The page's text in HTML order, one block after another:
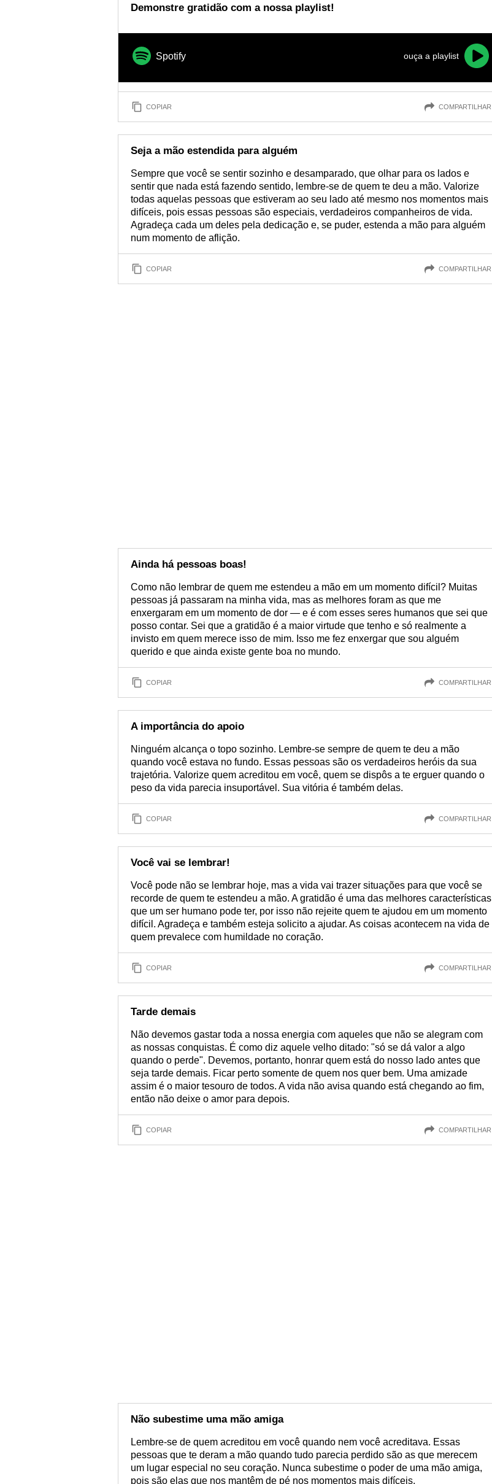
Demonstre gratidão com a nossa playlist!
Spotify ouça a playlist
COPIAR COMPARTILHAR
Seja a mão estendida para alguém
Sempre que você se sentir sozinho e desamparado, que olhar para os lados e
sentir que nada está fazendo sentido, lembre-se de quem te deu a mão. Valorize
todas aquelas pessoas que estiveram ao seu lado até mesmo nos momentos mais
difíceis, pois essas pessoas são especiais, verdadeiros companheiros de vida.
Agradeça cada um deles pela dedicação e, se puder, estenda a mão para alguém
num momento de aflição.
COPIAR COMPARTILHAR
Ainda há pessoas boas!
Como não lembrar de quem me estendeu a mão em um momento difícil? Muitas
pessoas já passaram na minha vida, mas as melhores foram as que me
enxergaram em um momento de dor — e é com esses seres humanos que sei que
posso contar. Sei que a gratidão é a maior virtude que tenho e só realmente a
invisto em quem merece isso de mim. Isso me fez enxergar que sou alguém
querido e que ainda existe gente boa no mundo.
COPIAR COMPARTILHAR
A importância do apoio
Ninguém alcança o topo sozinho. Lembre-se sempre de quem te deu a mão
quando você estava no fundo. Essas pessoas são os verdadeiros heróis da sua
trajetória. Valorize quem acreditou em você, quem se dispôs a te erguer quando o
peso da vida parecia insuportável. Sua vitória é também delas.
COPIAR COMPARTILHAR
Você vai se lembrar!
Você pode não se lembrar hoje, mas a vida vai trazer situações para que você se
recorde de quem te estendeu a mão. A gratidão é uma das melhores características
que um ser humano pode ter, por isso não rejeite quem te ajudou em um momento
difícil. Agradeça e também esteja solicito a ajudar. As coisas acontecem na vida de
quem prevalece com humildade no coração.
COPIAR COMPARTILHAR
Tarde demais
Não devemos gastar toda a nossa energia com aqueles que não se alegram com
as nossas conquistas. É como diz aquele velho ditado: "só se dá valor a algo
quando o perde". Devemos, portanto, honrar quem está do nosso lado antes que
seja tarde demais. Ficar perto somente de quem nos quer bem. Uma amizade
assim é o maior tesouro de todos. A vida não avisa quando está chegando ao fim,
então não deixe o amor para depois.
COPIAR COMPARTILHAR
Não subestime uma mão amiga
Lembre-se de quem acreditou em você quando nem você acreditava. Essas
pessoas que te deram a mão quando tudo parecia perdido são as que merecem
um lugar especial no seu coração. Nunca subestime o poder de uma mão amiga,
pois são elas que nos mantêm de pé nos momentos mais difíceis.